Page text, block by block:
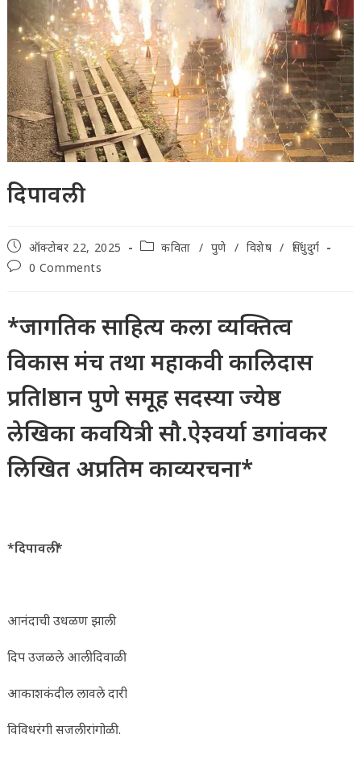
दिपावली
Post
published:
ऑक्टोबर 22, 2025
Postकविता / पुणे / विशेष / सिंधुदुर्ग
Post0 Comments
*जागतिक साहित्य कला व्यक्तित्व
विकास मंच तथा महाकवी कालिदास
प्रतिlष्ठान पुणे समूह सदस्या ज्येष्ठ
लेखिका कवयित्री सौ.ऐश्वर्या डगांवकर
लिखित अप्रतिम काव्यरचना*
*दिपावली*
आनंदाची उधळण झाली
दिप उजळले आली दिवाळी
आकाशकंदील लावले दारी
विविधरंगी सजली रांगोळी.